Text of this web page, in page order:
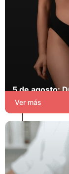
5 de agosto:
Blog
Ver más